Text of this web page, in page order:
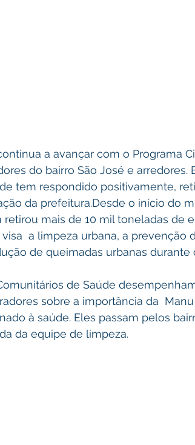
a avançar com o Programa
do bairro São José e arredores.
tem respondido positivamente,
da prefeitura.Desde o início do
retirou mais de 10 mil toneladas de
a limpeza urbana, a prevenção
de queimadas urbanas durante
de Saúde
sobre a importância da
à saúde. Eles passam pelos
da equipe de limpeza.